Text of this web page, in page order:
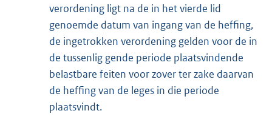
verordening ligt na de in het vierde lid
genoemde datum van ingang van de heffing,
de ingetrokken verordening gelden voor de in
de tussenlig gende periode plaatsvindende
belastbare feiten voor zover ter zake daarvan
de heffing van de leges in die periode
plaatsvindt.